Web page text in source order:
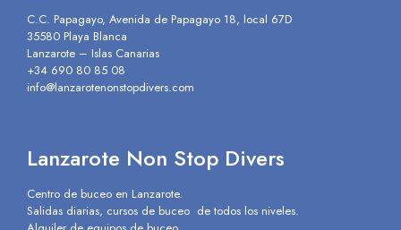
C.C. Papagayo, Avenida de Papagayo 18, local 67D
35580 Playa Blanca
Lanzarote – Islas Canarias
+34 690 80 85 08
info@lanzarotenonstopdivers.com
Lanzarote Non Stop Divers
Centro de buceo en Lanzarote.
Salidas diarias, cursos de buceo de todos los niveles.